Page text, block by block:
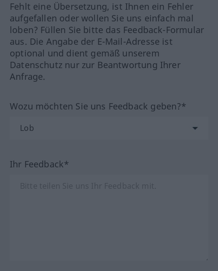
Fehlt eine Übersetzung, ist Ihnen ein Fehler
aufgefallen oder wollen Sie uns einfach mal
loben? Füllen Sie bitte das Feedback-Formular
aus. Die Angabe der E-Mail-Adresse ist
optional und dient gemäß unserem
Datenschutz nur zur Beantwortung Ihrer
Anfrage.
Wozu möchten Sie uns Feedback geben?*
Ihr Feedback*